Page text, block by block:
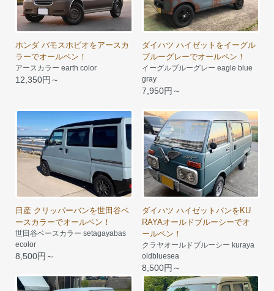
ホンダ バモスホビオをアースカ
ラーでオールペン！
アースカラー earth color
12,350円～
ダイハツ ハイゼットをイーグル
ブルーグレーでオールペン！
イーグルブルーグレー eagle blue
gray
7,950円～
日産 クリッパーバンを世田谷ベ
ースカラーでオールペン！
世田谷ベースカラー setagayabas
ecolor
8,500円～
ダイハツ ハイゼットバンをKU
RAYAオールドブルーシーでオ
ールペン！
クラヤオールドブルーシー kuraya
oldbluesea
8,500円～